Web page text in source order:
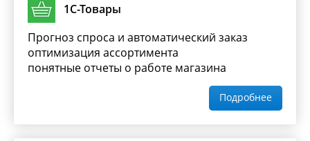
1С-Товары
Прогноз спроса и автоматический заказ
оптимизация ассортимента
понятные отчеты о работе магазина
Подробнее